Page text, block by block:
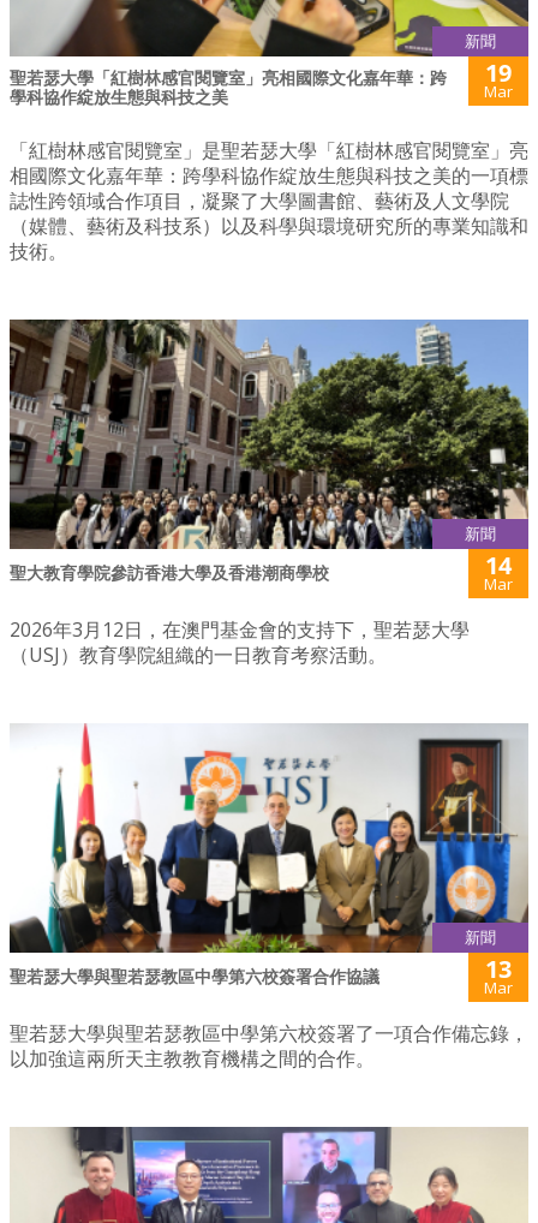
新聞
聖若瑟大學「紅樹林感官閱覽室」亮相國際文化嘉年華：跨
學科協作綻放生態與科技之美
19
Mar
「紅樹林感官閱覽室」是聖若瑟大學「紅樹林感官閱覽室」亮
相國際文化嘉年華：跨學科協作綻放生態與科技之美的一項標
誌性跨領域合作項目，凝聚了大學圖書館、藝術及人文學院
（媒體、藝術及科技系）以及科學與環境研究所的專業知識和
技術。
新聞
聖大教育學院參訪香港大學及香港潮商學校 14
Mar
2026年3月12日，在澳門基金會的支持下，聖若瑟大學
（USJ）教育學院組織的一日教育考察活動。
新聞
聖若瑟大學與聖若瑟教區中學第六校簽署合作協議 13
Mar
聖若瑟大學與聖若瑟教區中學第六校簽署了一項合作備忘錄，
以加強這兩所天主教教育機構之間的合作。